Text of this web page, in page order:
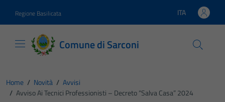
Regione Basilicata Lingua attiva:
ITA
Comune di Sarconi
Home / Novità / Avvisi
/ Avviso Ai Tecnici Professionisti – Decreto “Salva Casa” 2024